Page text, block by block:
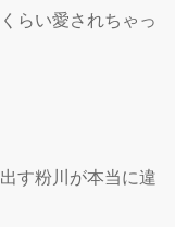
らい愛されちゃっ
す粉川が本当に違